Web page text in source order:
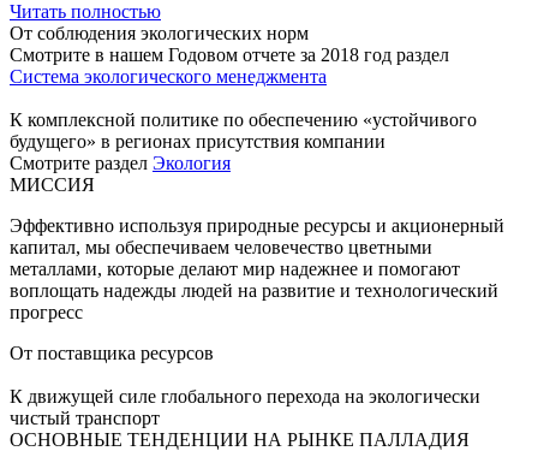
Читать полностью
От соблюдения экологических норм
Смотрите в нашем Годовом отчете за 2018 год раздел
Система экологического менеджмента
К комплексной политике по обеспечению «устойчивого
будущего» в регионах присутствия компании
Смотрите раздел Экология
МИССИЯ
Эффективно используя природные ресурсы и акционерный
капитал, мы обеспечиваем человечество цветными
металлами, которые делают мир надежнее и помогают
воплощать надежды людей на развитие и технологический
прогресс
От поставщика ресурсов
К движущей силе глобального перехода на экологически
чистый транспорт
ОСНОВНЫЕ ТЕНДЕНЦИИ НА РЫНКЕ ПАЛЛАДИЯ